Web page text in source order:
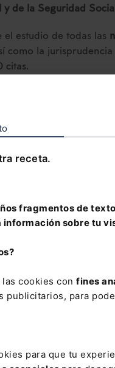
receta.
fragmentos de texto
información sobre tu
cookies con fines
publicitarios, para
para que tu
y de la Seguridad
el estudio de todas las
como la
citas.
ha sido
que se vayan
Sociales